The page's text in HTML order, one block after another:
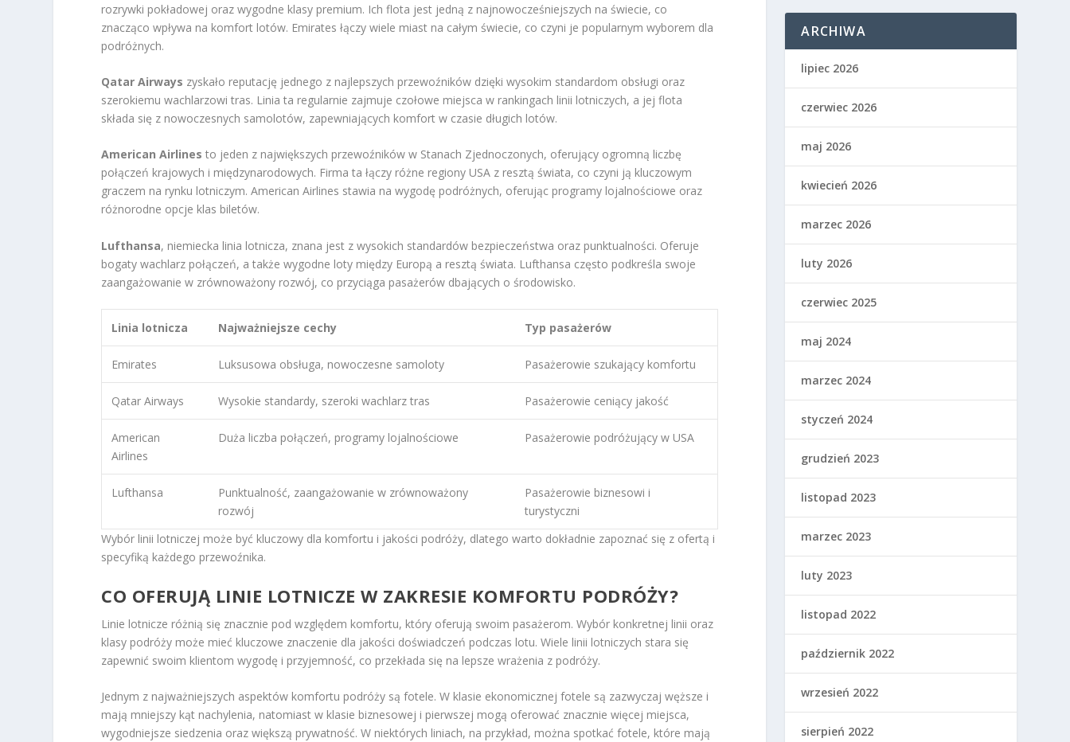
rozrywki pokładowej oraz wygodne klasy premium. Ich flota jest jedną z najnowocześniejszych na świecie, co
znacząco wpływa na komfort lotów. Emirates łączy wiele miast na całym świecie, co czyni je popularnym wyborem dla
podróżnych.
Qatar Airways zyskało reputację jednego z najlepszych przewoźników dzięki wysokim standardom obsługi oraz
szerokiemu wachlarzowi tras. Linia ta regularnie zajmuje czołowe miejsca w rankingach linii lotniczych, a jej flota
składa się z nowoczesnych samolotów, zapewniających komfort w czasie długich lotów.
American Airlines to jeden z największych przewoźników w Stanach Zjednoczonych, oferujący ogromną liczbę
połączeń krajowych i międzynarodowych. Firma ta łączy różne regiony USA z resztą świata, co czyni ją kluczowym
graczem na rynku lotniczym. American Airlines stawia na wygodę podróżnych, oferując programy lojalnościowe oraz
różnorodne opcje klas biletów.
Lufthansa, niemiecka linia lotnicza, znana jest z wysokich standardów bezpieczeństwa oraz punktualności. Oferuje
bogaty wachlarz połączeń, a także wygodne loty między Europą a resztą świata. Lufthansa często podkreśla swoje
zaangażowanie w zrównoważony rozwój, co przyciąga pasażerów dbających o środowisko.
Linia lotnicza Najważniejsze cechy Typ pasażerów
Emirates Luksusowa obsługa, nowoczesne samoloty Pasażerowie szukający komfortu
Qatar Airways Wysokie standardy, szeroki wachlarz tras Pasażerowie ceniący jakość
American
Airlines
Duża liczba połączeń, programy lojalnościowe Pasażerowie podróżujący w USA
Lufthansa
Punktualność, zaangażowanie w zrównoważony
rozwój
Pasażerowie biznesowi i
turystyczni
Wybór linii lotniczej może być kluczowy dla komfortu i jakości podróży, dlatego warto dokładnie zapoznać się z ofertą i
specyfiką każdego przewoźnika.
CO OFERUJĄ LINIE LOTNICZE W ZAKRESIE KOMFORTU PODRÓŻY?
Linie lotnicze różnią się znacznie pod względem komfortu, który oferują swoim pasażerom. Wybór konkretnej linii oraz
klasy podróży może mieć kluczowe znaczenie dla jakości doświadczeń podczas lotu. Wiele linii lotniczych stara się
zapewnić swoim klientom wygodę i przyjemność, co przekłada się na lepsze wrażenia z podróży.
Jednym z najważniejszych aspektów komfortu podróży są fotele. W klasie ekonomicznej fotele są zazwyczaj węższe i
mają mniejszy kąt nachylenia, natomiast w klasie biznesowej i pierwszej mogą oferować znacznie więcej miejsca,
wygodniejsze siedzenia oraz większą prywatność. W niektórych liniach, na przykład, można spotkać fotele, które mają
ARCHIWA
lipiec 2026
czerwiec 2026
maj 2026
kwiecień 2026
marzec 2026
luty 2026
czerwiec 2025
maj 2024
marzec 2024
styczeń 2024
grudzień 2023
listopad 2023
marzec 2023
luty 2023
listopad 2022
październik 2022
wrzesień 2022
sierpień 2022